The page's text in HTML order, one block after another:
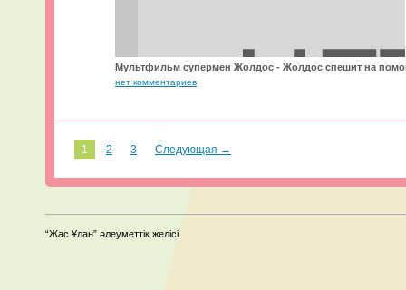
Мультфильм супермен Жолдос - Жолдос спешит на
нет комментариев
1 2 3 Следующая →
“Жас Ұлан” әлеуметтік желісі